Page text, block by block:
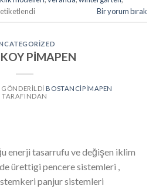
etiketlendi Bir yorum bırak
PİMAPEN
GÖNDERILDI BOSTANCIPIMAPEN
TARAFINDAN
enerji tasarrufu ve değişen iklim
ürettigi pencere sistemleri ,
panjur sistemleri